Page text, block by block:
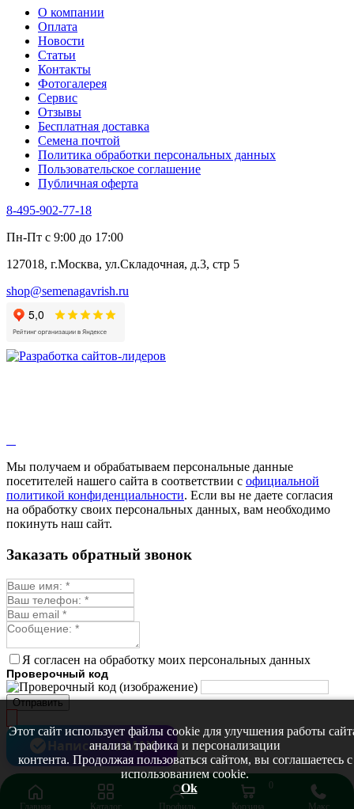
О компании
Оплата
Новости
Статьи
Контакты
Фотогалерея​
Сервис
Отзывы
Бесплатная доставка
Семена почтой
Политика обработки персональных данных
Пользовательское соглашение
Публичная оферта
8-495-902-77-18
Пн-Пт с 9:00 до 17:00
127018, г.Москва, ул.Складочная, д.3, стр 5
shop@semenagavrish.ru
Мы получаем и обрабатываем персональные данные
посетителей нашего сайта в соответствии с официальной
политикой конфиденциальности. Если вы не даете согласия
на обработку своих персональных данных, вам необходимо
покинуть наш сайт.
Этот сайт использует файлы cookie для улучшения работы
анализа трафика и персонализации
контента. Продолжая пользоваться сайтом, вы соглашаетесь с
использованием cookie.
Ok
Заказать обратный звонок
Я согласен на обработку моих персональных данных
Проверочный код
Отправить
Главная Каталог Профиль
0
Корзина
Макс
Написать в MAX